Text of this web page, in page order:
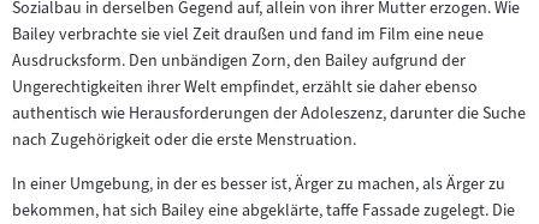
Sozialbau in derselben Gegend auf, allein von ihrer Mutter erzogen. Wie
Bailey verbrachte sie viel Zeit draußen und fand im Film eine neue
Ausdrucksform. Den unbändigen Zorn, den Bailey aufgrund der
Ungerechtigkeiten ihrer Welt empfindet, erzählt sie daher ebenso
authentisch wie Herausforderungen der Adoleszenz, darunter die Suche
nach Zugehörigkeit oder die erste Menstruation.
In einer Umgebung, in der es besser ist, Ärger zu machen, als Ärger zu
bekommen, hat sich Bailey eine abgeklärte, taffe Fassade zugelegt. Die